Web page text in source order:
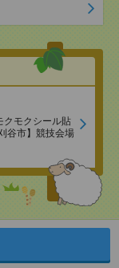
クモクシール貼
谷市】競技会場